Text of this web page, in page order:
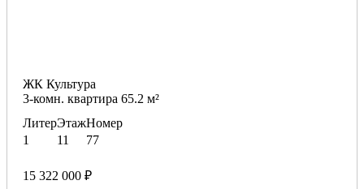
ЖК Культура
3-комн. квартира 65.2 м²
Литер
1
Этаж
11
Номер
77
15 322 000 ₽